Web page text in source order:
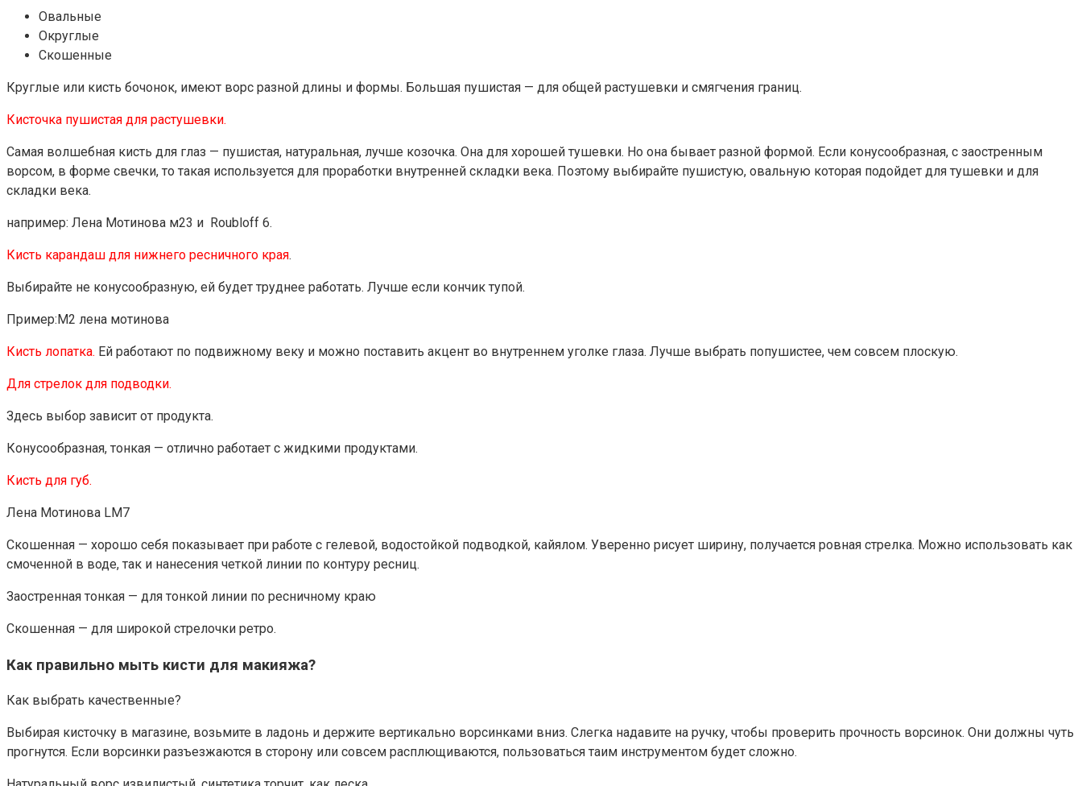
Овальные
Округлые
Скошенные
Круглые или кисть бочонок, имеют ворс разной длины и формы. Большая пушистая — для общей растушевки и смягчения границ.
Кисточка пушистая для растушевки.
Самая волшебная кисть для глаз — пушистая, натуральная, лучше козочка. Она для хорошей тушевки. Но она бывает разной формой. Если конусообразная, с заостренным
ворсом, в форме свечки, то такая используется для проработки внутренней складки века. Поэтому выбирайте пушистую, овальную которая подойдет для тушевки и для
складки века.
например: Лена Мотинова м23 и Roubloff 6.
Кисть карандаш для нижнего ресничного края.
Выбирайте не конусообразную, ей будет труднее работать. Лучше если кончик тупой.
Пример:М2 лена мотинова
Кисть лопатка. Ей работают по подвижному веку и можно поставить акцент во внутреннем уголке глаза. Лучше выбрать попушистее, чем совсем плоскую.
Для стрелок для подводки.
Здесь выбор зависит от продукта.
Конусообразная, тонкая — отлично работает с жидкими продуктами.
Кисть для губ.
Лена Мотинова LM7
Скошенная — хорошо себя показывает при работе с гелевой, водостойкой подводкой, кайялом. Уверенно рисует ширину, получается ровная стрелка. Можно использовать как
смоченной в воде, так и нанесения четкой линии по контуру ресниц.
Заостренная тонкая — для тонкой линии по ресничному краю
Скошенная — для широкой стрелочки ретро.
Как правильно мыть кисти для макияжа?
Как выбрать качественные?
Выбирая кисточку в магазине, возьмите в ладонь и держите вертикально ворсинками вниз. Слегка надавите на ручку, чтобы проверить прочность ворсинок. Они должны чуть
прогнутся. Если ворсинки разъезжаются в сторону или совсем расплющиваются, пользоваться таим инструментом будет сложно.